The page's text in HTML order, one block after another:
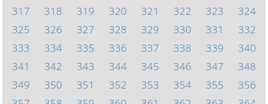
317
318 319 320 321 322 323
324
325
326 327 328 329 330 331
332
333
334 335 336 337 338 339
340
341
342 343 344 345 346 347
348
349
350 351 352 353 354 355
356